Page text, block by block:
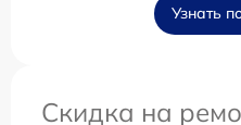
Узнать
Скидка на